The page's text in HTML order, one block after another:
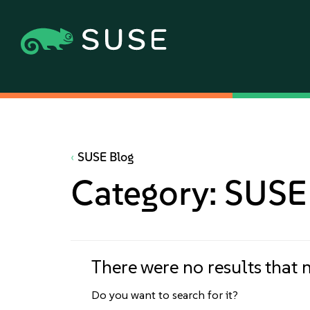
SUSE Blog
Category:
There were no results that
Do you want to search for it?